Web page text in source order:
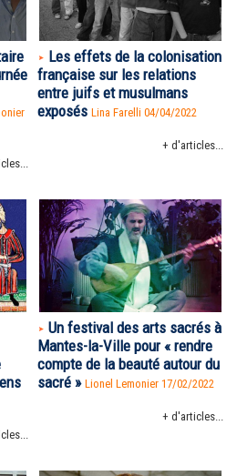
Les effets de la colonisation
française sur les relations
entre juifs et musulmans
exposés Lina Farelli 04/04/2022
+ d'articles...
Un festival des arts sacrés à
Mantes-la-Ville pour « rendre
compte de la beauté autour du
sacré » Lionel Lemonier 17/02/2022
+ d'articles...